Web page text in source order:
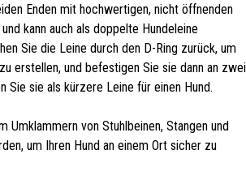
Enden mit hochwertigen, nicht öffnenden
kann auch als doppelte Hundeleine
Sie die Leine durch den D-Ring zurück, um
erstellen, und befestigen Sie sie dann an zwei
Sie sie als kürzere Leine für einen Hund.
Umklammern von Stuhlbeinen, Stangen und
um Ihren Hund an einem Ort sicher zu